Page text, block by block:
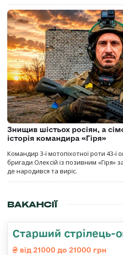
Знищив шістьох росіян, а
історія командира «Гіря»
Командир 3-ї мотопіхотної роти 43-ї
бригади Олексій із позивним
де народився та виріс.
ВАКАНСІЇ
Старший стрілець-
від 21000 до 21000 грн